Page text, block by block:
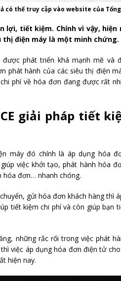
có thể truy cập vào website của
tiết kiệm. Chính vì vậy, hiện
điện máy là một minh chứng.
phát triển khá mạnh mẽ và
hành của các siêu thị điện
phí về hóa đơn đang được rất
giải pháp tiết
máy đó chính là áp dụng hóa
việc khởi tạo, phát hành hóa
hóa đơn… nhanh chóng.
gửi hóa đơn khách hàng thì
tiết kiệm chi phí và còn giúp bạn
những rắc rối trong việc phát
việc áp dụng hóa đơn điện tử
hiện nay.